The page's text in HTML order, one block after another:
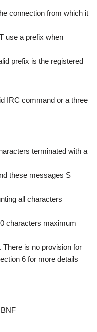
connection from which it
use a prefix when
prefix is the registered
IRC command or a three
terminated with a
these messages S
all characters
characters maximum
is no provision for
6 for more details